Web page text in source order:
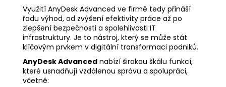
Využití AnyDesk Advanced ve firmě tedy přináší
řadu výhod, od zvýšení efektivity práce až po
zlepšení bezpečnosti a spolehlivosti IT
infrastruktury. Je to nástroj, který se může stát
klíčovým prvkem v digitální transformaci podniků.
AnyDesk Advanced nabízí širokou škálu funkcí,
které usnadňují vzdálenou správu a spolupráci,
včetně: